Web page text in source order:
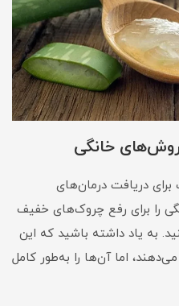
روش‌های خانگی
دریافت درمان‌های
را برای رفع چروک‌های خفیف
به یاد داشته باشید که این
اما آن‌ها را به‌طور کامل